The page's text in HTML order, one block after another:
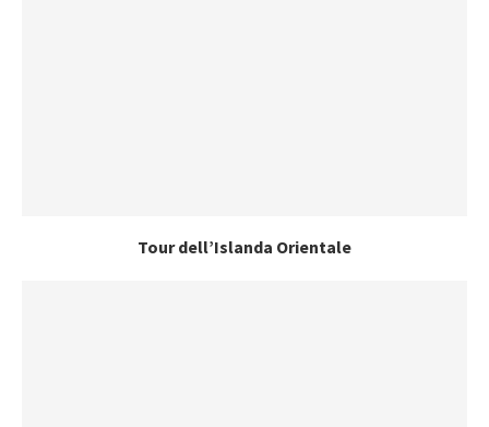
Tour dell’Islanda Orientale